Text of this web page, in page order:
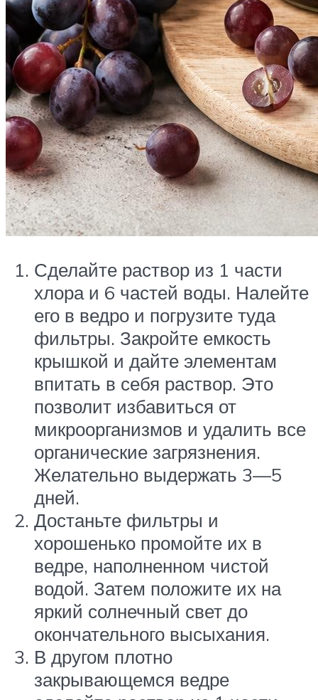
Сделайте раствор из 1 части
хлора и 6 частей воды. Налейте
его в ведро и погрузите туда
фильтры. Закройте емкость
крышкой и дайте элементам
впитать в себя раствор. Это
позволит избавиться от
микроорганизмов и удалить все
органические загрязнения.
Желательно выдержать 3—5
дней.
Достаньте фильтры и
хорошенько промойте их в
ведре, наполненном чистой
водой. Затем положите их на
яркий солнечный свет до
окончательного высыхания.
В другом плотно
закрывающемся ведре